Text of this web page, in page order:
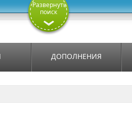
Развернуть
поиск
ДОПОЛНЕНИЯ